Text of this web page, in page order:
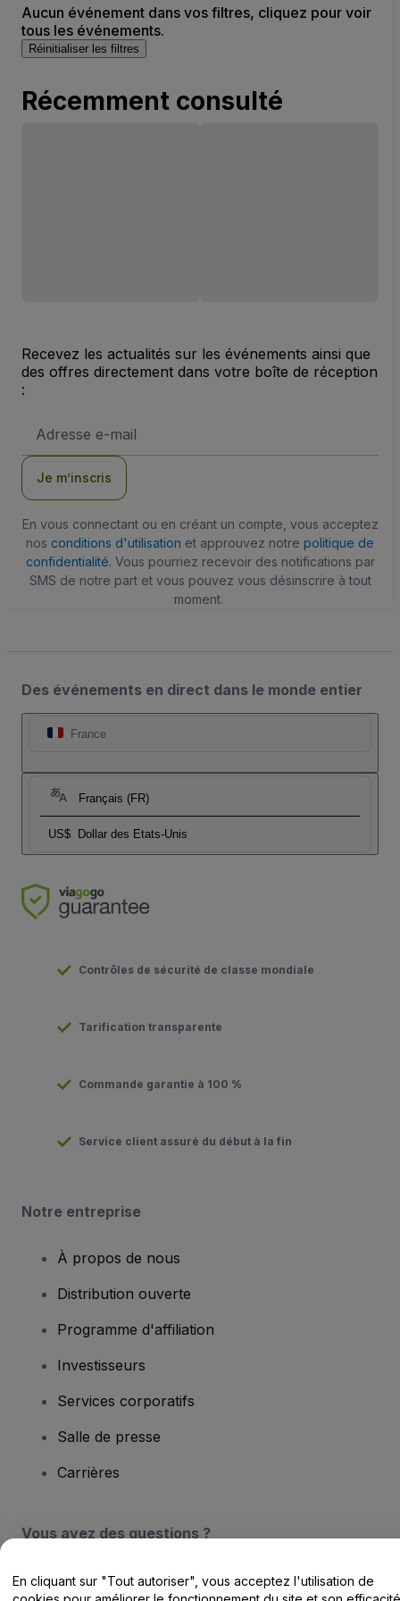
Aucun événement dans vos filtres, cliquez pour voir
tous les événements.
Réinitialiser les filtres
Récemment consulté
Recevez les actualités sur les événements ainsi que
des offres directement dans votre boîte de réception
:
e-
Je m’inscris
En vous connectant ou en créant un compte, vous acceptez
nos conditions d'utilisation et approuvez notre politique de
confidentialité. Vous pourriez recevoir des notifications par
SMS de notre part et vous pouvez vous désinscrire à tout
moment.
Des événements en direct dans le monde entier
France
Français (FR)
US$ Dollar des Etats-Unis
Contrôles de sécurité de classe mondiale
Tarification transparente
Commande garantie à 100 %
Service client assuré du début à la fin
Notre entreprise
À propos de nous
Distribution ouverte
Programme d'affiliation
Investisseurs
Services corporatifs
Salle de presse
Carrières
Vous avez des questions ?
Centre d'assistance / Nous contacter
En cliquant sur "Tout autoriser", vous acceptez l'utilisation de